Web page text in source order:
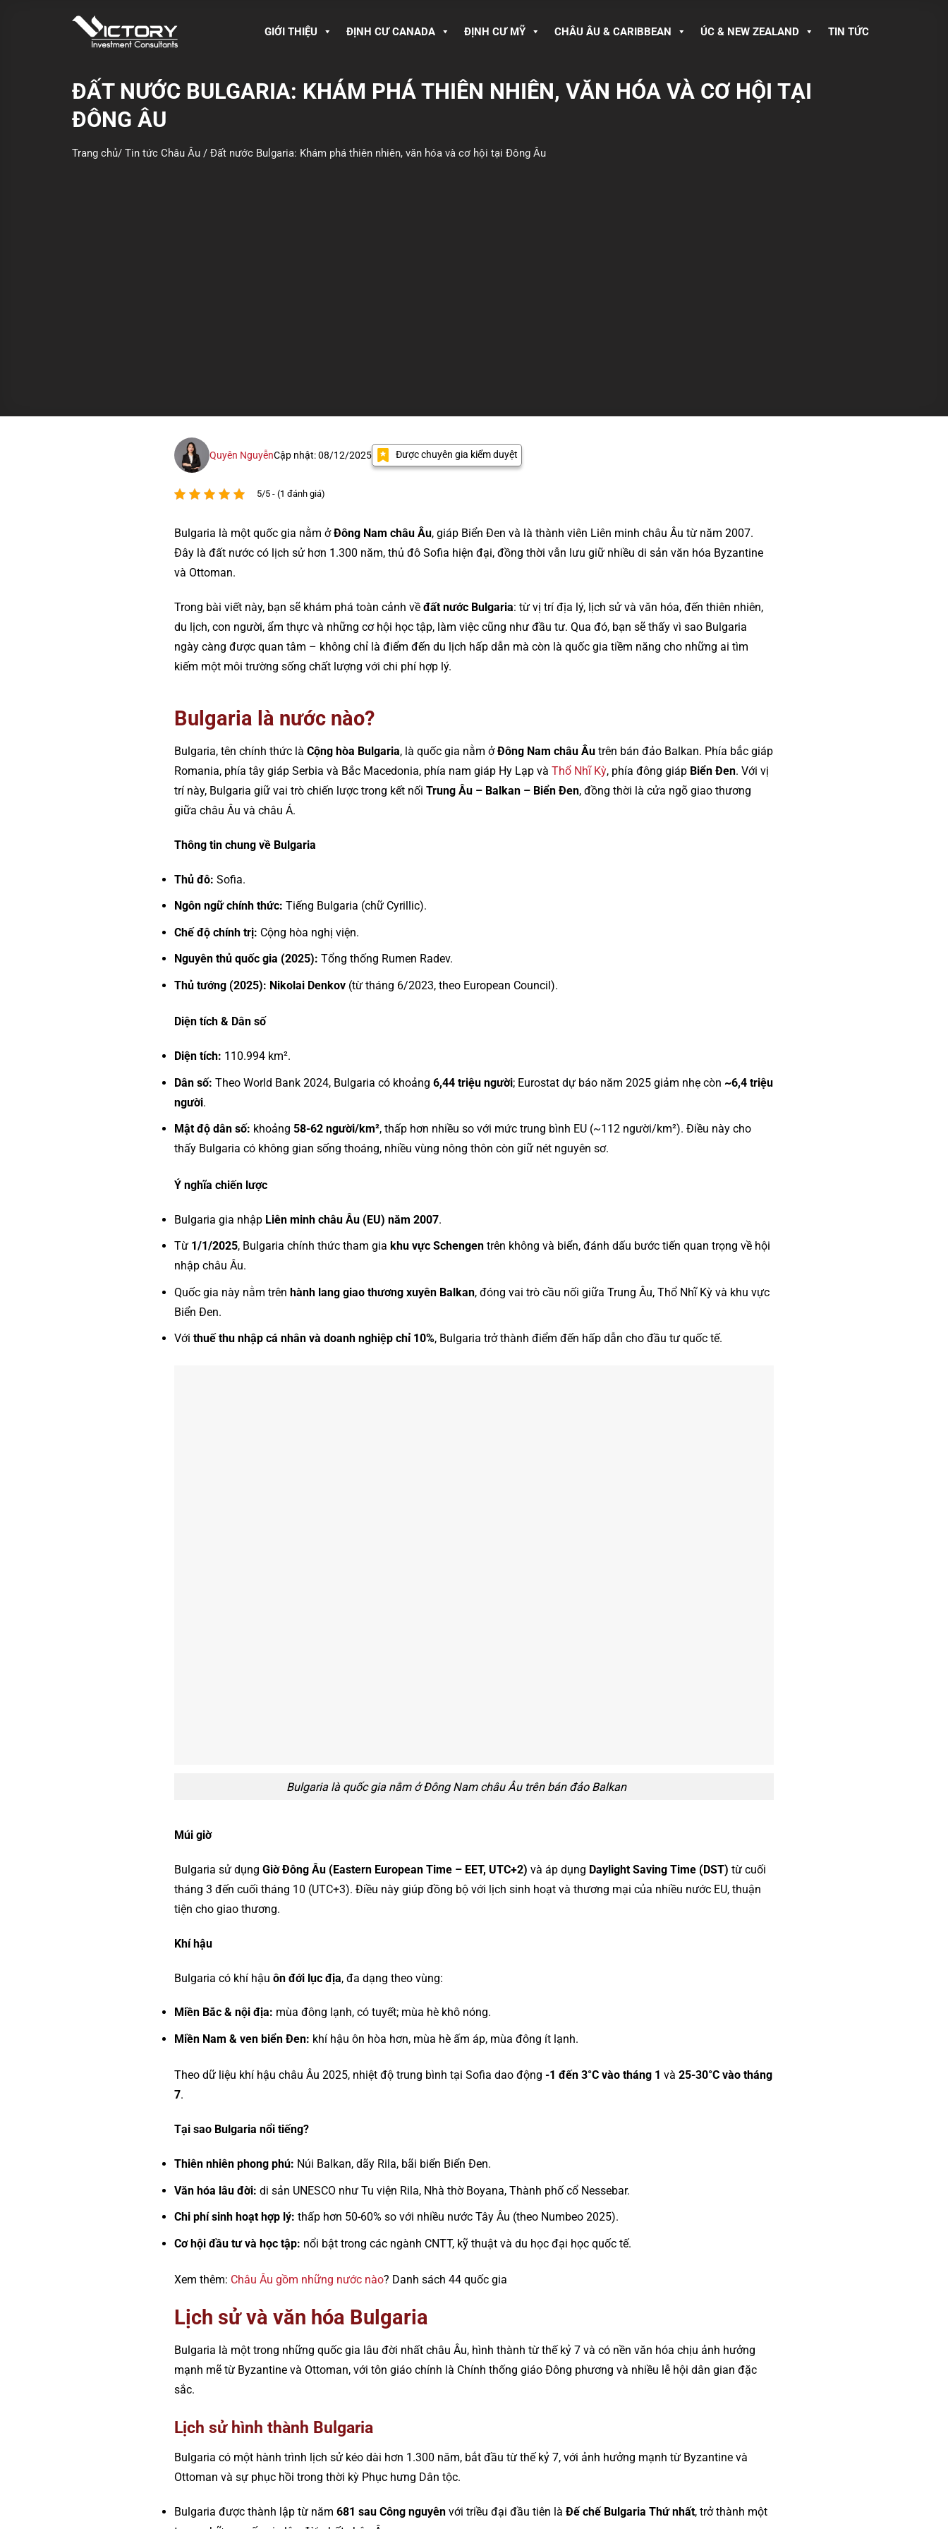
GIỚI THIỆU ĐỊNH CƯ CANADA ĐỊNH CƯ MỸ CHÂU ÂU & CARIBBEAN ÚC & NEW ZEALAND TIN TỨC
ĐẤT NƯỚC BULGARIA: KHÁM PHÁ THIÊN NHIÊN, VĂN HÓA VÀ CƠ HỘI TẠI
ĐÔNG ÂU
Trang chủ/ Tin tức Châu Âu / Đất nước Bulgaria: Khám phá thiên nhiên, văn hóa và cơ hội tại Đông Âu
Quyên NguyễnCập nhật: 08/12/2025 Được chuyên gia kiểm duyệt
5/5 - (1 đánh giá)
Bulgaria là một quốc gia nằm ởĐông Nam châu Âu, giáp Biển Đen và là thành viên Liên minh châu Âu từ năm 2007.
Đây là đất nước có lịch sử hơn 1.300 năm, thủ đô Sofia hiện đại, đồng thời vẫn lưu giữ nhiều di sản văn hóa Byzantine
và Ottoman.
Trong bài viết này, bạn sẽ khám phá toàn cảnh về đất nước Bulgaria: từ vị trí địa lý, lịch sử và văn hóa, đến thiên nhiên,
du lịch, con người, ẩm thực và những cơ hội học tập, làm việc cũng như đầu tư. Qua đó, bạn sẽ thấy vì sao Bulgaria
ngày càng được quan tâm – không chỉ là điểm đến du lịch hấp dẫn mà còn là quốc gia tiềm năng cho những ai tìm
kiếm một môi trường sống chất lượng với chi phí hợp lý.
Bulgaria là nước nào?
Bulgaria, tên chính thức là Cộng hòa Bulgaria, là quốc gia nằm ởĐông Nam châu Âu trên bán đảo Balkan. Phía bắc giáp
Romania, phía tây giáp Serbia và Bắc Macedonia, phía nam giáp Hy Lạp và Thổ Nhĩ Kỳ, phía đông giáp Biển Đen. Với vị
trí này, Bulgaria giữ vai trò chiến lược trong kết nối Trung Âu – Balkan – Biển Đen, đồng thời là cửa ngõ giao thương
giữa châu Âu và châu Á.
Thông tin chung về Bulgaria
Thủ đô: Sofia.
Ngôn ngữ chính thức: Tiếng Bulgaria (chữ Cyrillic).
Chế độ chính trị: Cộng hòa nghị viện.
Nguyên thủ quốc gia (2025): Tổng thống Rumen Radev.
Thủ tướng (2025): Nikolai Denkov (từ tháng 6/2023, theo European Council).
Diện tích & Dân số
Diện tích: 110.994 km².
Dân số: Theo World Bank 2024, Bulgaria có khoảng 6,44 triệu người; Eurostat dự báo năm 2025 giảm nhẹ còn ~6,4 triệu
người.
Mật độ dân số: khoảng 58-62 người/km², thấp hơn nhiều so với mức trung bình EU (~112 người/km²). Điều này cho
thấy Bulgaria có không gian sống thoáng, nhiều vùng nông thôn còn giữ nét nguyên sơ.
Ý nghĩa chiến lược
Bulgaria gia nhập Liên minh châu Âu (EU) năm 2007.
Từ 1/1/2025, Bulgaria chính thức tham gia khu vực Schengen trên không và biển, đánh dấu bước tiến quan trọng về hội
nhập châu Âu.
Quốc gia này nằm trên hành lang giao thương xuyên Balkan, đóng vai trò cầu nối giữa Trung Âu, Thổ Nhĩ Kỳ và khu vực
Biển Đen.
Với thuế thu nhập cá nhân và doanh nghiệp chỉ 10%, Bulgaria trở thành điểm đến hấp dẫn cho đầu tư quốc tế.
Bulgaria là quốc gia nằm ở Đông Nam châu Âu trên bán đảo Balkan
Múi giờ
Bulgaria sử dụng Giờ Đông Âu (Eastern European Time – EET, UTC+2) và áp dụng Daylight Saving Time (DST) từ cuối
tháng 3 đến cuối tháng 10 (UTC+3). Điều này giúp đồng bộ với lịch sinh hoạt và thương mại của nhiều nước EU, thuận
tiện cho giao thương.
Khí hậu
Bulgaria có khí hậu ôn đới lục địa, đa dạng theo vùng:
Miền Bắc & nội địa: mùa đông lạnh, có tuyết; mùa hè khô nóng.
Miền Nam & ven biển Đen: khí hậu ôn hòa hơn, mùa hè ấm áp, mùa đông ít lạnh.
Theo dữ liệu khí hậu châu Âu 2025, nhiệt độ trung bình tại Sofia dao động -1 đến 3°C vào tháng 1 và 25-30°C vào tháng
7.
Tại sao Bulgaria nổi tiếng?
Thiên nhiên phong phú: Núi Balkan, dãy Rila, bãi biển Biển Đen.
Văn hóa lâu đời: di sản UNESCO như Tu viện Rila, Nhà thờ Boyana, Thành phố cổ Nessebar.
Chi phí sinh hoạt hợp lý: thấp hơn 50-60% so với nhiều nước Tây Âu (theo Numbeo 2025).
Cơ hội đầu tư và học tập: nổi bật trong các ngành CNTT, kỹ thuật và du học đại học quốc tế.
Xem thêm: Châu Âu gồm những nước nào? Danh sách 44 quốc gia
Lịch sử và văn hóa Bulgaria
Bulgaria là một trong những quốc gia lâu đời nhất châu Âu, hình thành từ thế kỷ 7 và có nền văn hóa chịu ảnh hưởng
mạnh mẽ từ Byzantine và Ottoman, với tôn giáo chính là Chính thống giáo Đông phương và nhiều lễ hội dân gian đặc
sắc.
Lịch sử hình thành Bulgaria
Bulgaria có một hành trình lịch sử kéo dài hơn 1.300 năm, bắt đầu từ thế kỷ 7, với ảnh hưởng mạnh từ Byzantine và
Ottoman và sự phục hồi trong thời kỳ Phục hưng Dân tộc.
Bulgaria được thành lập từ năm 681 sau Công nguyên với triều đại đầu tiên là Đế chế Bulgaria Thứ nhất, trở thành một